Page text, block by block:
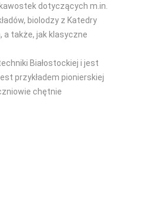
dotyczących m.in.
biolodzy z Katedry
a także, jak klasyczne
Białostockiej i jest
przykładem pionierskiej
chętnie